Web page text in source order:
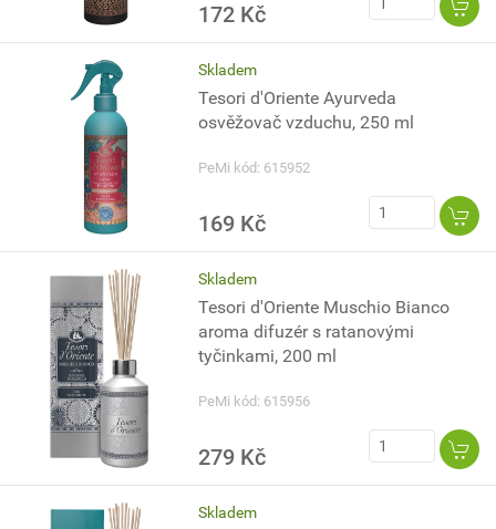
172 Kč
Skladem
Tesori d'Oriente Ayurveda
osvěžovač vzduchu, 250 ml
PeMi kód: 615952
169 Kč
Skladem
Tesori d'Oriente Muschio Bianco
aroma difuzér s ratanovými
tyčinkami, 200 ml
PeMi kód: 615956
279 Kč
Skladem